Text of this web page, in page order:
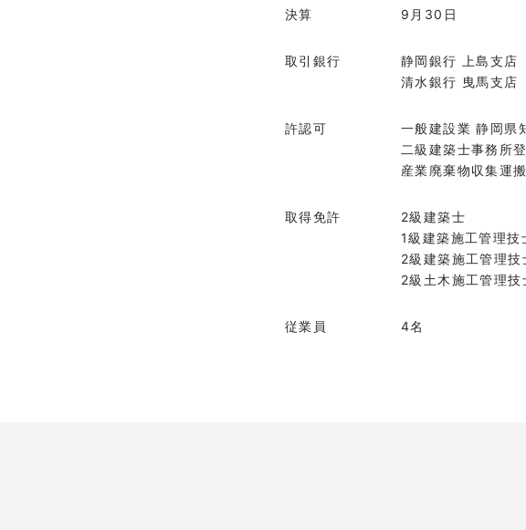
決算 9月30日
取引銀行
静岡銀行 上島支店
清水銀行 曳馬支店
許認可
一般建設業 静岡
二級建築士事務所
産業廃棄物収集運
取得免許
2級建築士
1級建築施工管理技
2級建築施工管理技
2級土木施工管理技
従業員 4名